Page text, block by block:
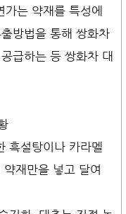
는 약재를 특성에
방법을 통해 쌍화차
급하는 등 쌍화차 대
흑설탕이나 카라멜
재만을 넣고 달여